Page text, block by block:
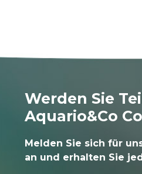
Werden Sie
Aquario&Co
Melden Sie sich für
an und erhalten Sie